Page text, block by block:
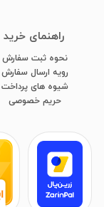
​راهنمای خرید
نحوه ثبت سفارش
رویه ارسال سفارش
شیوه های پرداخت
​​​​​​​حریم خصوصی